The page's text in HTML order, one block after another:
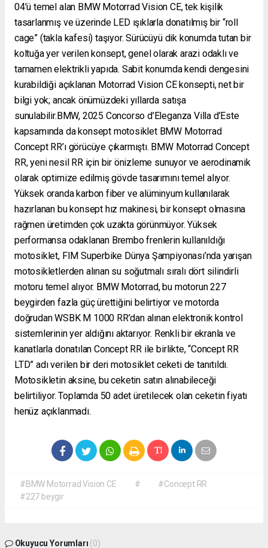
04’ü temel alan BMW Motorrad Vision CE, tek kişilik
tasarlanmış ve üzerinde LED ışıklarla donatılmış bir “roll
cage” (takla kafesi) taşıyor. Sürücüyü dik konumda tutan bir
koltuğa yer verilen konsept, genel olarak arazi odaklı ve
tamamen elektrikli yapıda. Sabit konumda kendi dengesini
kurabildiği açıklanan Motorrad Vision CE konsepti, net bir
bilgi yok; ancak önümüzdeki yıllarda satışa
sunulabilir.BMW, 2025 Concorso d’Eleganza Villa d’Este
kapsamında da konsept motosiklet BMW Motorrad
Concept RR’ı görücüye çıkarmıştı. BMW Motorrad Concept
RR, yeni nesil RR için bir önizleme sunuyor ve aerodinamik
olarak optimize edilmiş gövde tasarımını temel alıyor.
Yüksek oranda karbon fiber ve alüminyum kullanılarak
hazırlanan bu konsept hız makinesi, bir konsept olmasına
rağmen üretimden çok uzakta görünmüyor. Yüksek
performansa odaklanan Brembo frenlerin kullanıldığı
motosiklet, FIM Superbike Dünya Şampiyonası’nda yarışan
motosikletlerden alınan su soğutmalı sıralı dört silindirli
motoru temel alıyor. BMW Motorrad, bu motorun 227
beygirden fazla güç ürettiğini belirtiyor ve motorda
doğrudan WSBK M 1000 RR’dan alınan elektronik kontrol
sistemlerinin yer aldığını aktarıyor. Renkli bir ekranla ve
kanatlarla donatılan Concept RR ile birlikte, “Concept RR
LTD” adı verilen bir deri motosiklet ceketi de tanıtıldı.
Motosikletin aksine, bu ceketin satın alınabileceği
belirtiliyor. Toplamda 50 adet üretilecek olan ceketin fiyatı
henüz açıklanmadı.
#BMW Motorrad Vision CE #
#Concept RR
#227 beygir
Okuyucu Yorumları (0)